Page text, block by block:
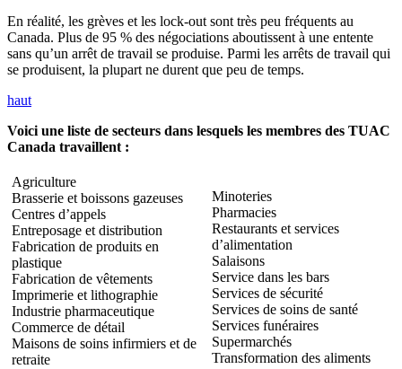
En réalité, les grèves et les lock-out sont très peu fréquents au
Canada. Plus de 95 % des négociations aboutissent à une entente
sans qu’un arrêt de travail se produise. Parmi les arrêts de travail qui
se produisent, la plupart ne durent que peu de temps.
haut
Voici une liste de secteurs dans lesquels les membres des TUAC
Canada travaillent :
Agriculture
Brasserie et boissons gazeuses
Centres d’appels
Entreposage et distribution
Fabrication de produits en
plastique
Fabrication de vêtements
Imprimerie et lithographie
Industrie pharmaceutique
Commerce de détail
Maisons de soins infirmiers et de
retraite
Minoteries
Pharmacies
Restaurants et services
d’alimentation
Salaisons
Service dans les bars
Services de sécurité
Services de soins de santé
Services funéraires
Supermarchés
Transformation des aliments